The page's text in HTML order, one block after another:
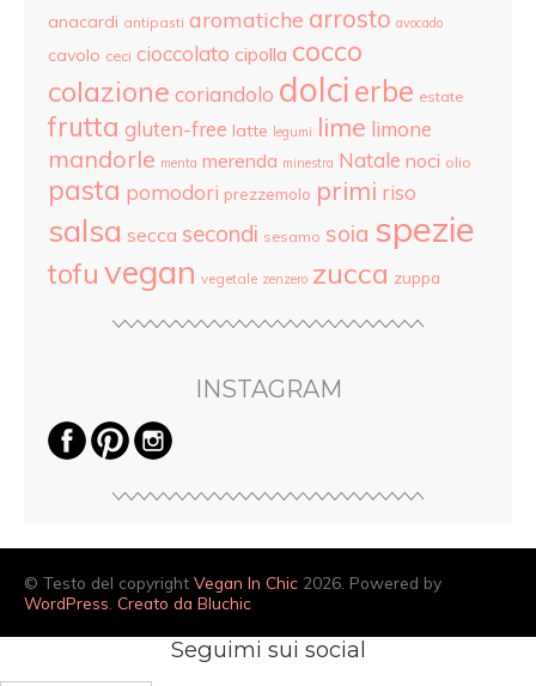
anacardi antipasti aromatiche arrosto avocado
cavolo ceci cioccolato cipolla cocco
colazione coriandolo dolci erbe estate
frutta gluten-free latte legumi lime limone
mandorle menta merenda minestra Natale noci olio
pasta pomodori prezzemolo primi riso
salsa secca secondi sesamo soia spezie
tofu vegan vegetale zenzero zucca zuppa
INSTAGRAM
© Testo del copyright Vegan In Chic 2026. Powered by
WordPress Creato da Bluchic
Seguimi sui social